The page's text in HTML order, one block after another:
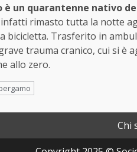
un quarantenne nativo
infatti rimasto tutta la notte
bicicletta. Trasferito in
trauma cranico, cui si è
allo zero.
Chi